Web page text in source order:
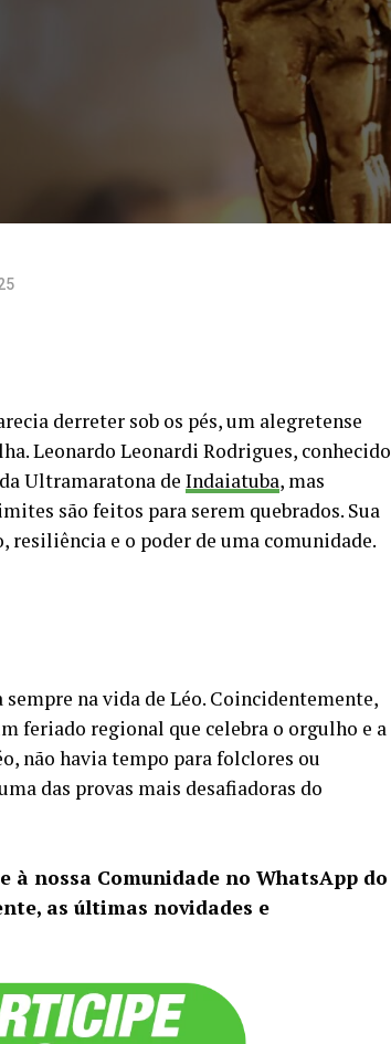
derreter sob os pés, um alegretense
Leonardo Leonardi Rodrigues, conhecido
Ultramaratona de Indaiatuba, mas
são feitos para serem quebrados. Sua
resiliência e o poder de uma comunidade.
sempre na vida de Léo. Coincidentemente,
feriado regional que celebra o orgulho e a
não havia tempo para folclores ou
das provas mais desafiadoras do
à nossa Comunidade no WhatsApp do
as últimas novidades e